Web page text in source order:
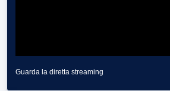
Guarda la diretta streaming